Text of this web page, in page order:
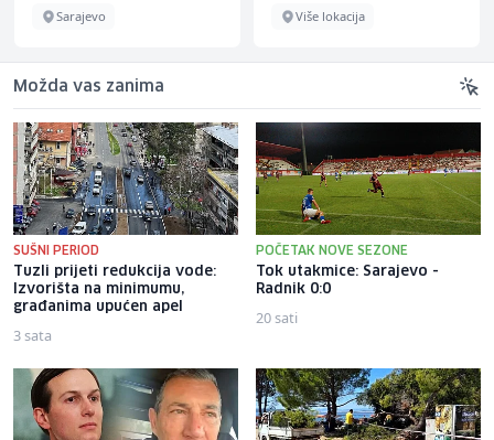
Možda vas zanima
SUŠNI PERIOD
Tuzli prijeti redukcija vode:
Izvorišta na minimumu,
građanima upućen apel
3 sata
POČETAK NOVE SEZONE
Tok utakmice: Sarajevo -
Radnik 0:0
20 sati